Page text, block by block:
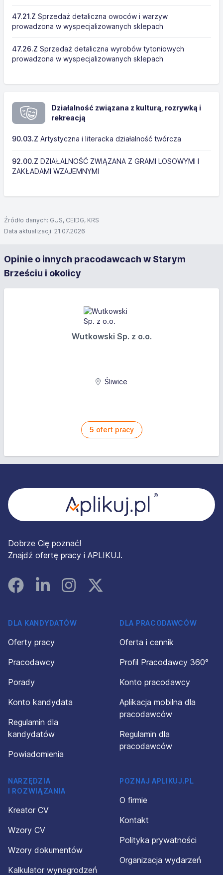
47.21.Z Sprzedaż detaliczna owoców i warzyw
prowadzona w wyspecjalizowanych sklepach
47.26.Z Sprzedaż detaliczna wyrobów tytoniowych
prowadzona w wyspecjalizowanych sklepach
Działalność związana z kulturą, rozrywką i
rekreacją
90.03.Z Artystyczna i literacka działalność twórcza
92.00.Z DZIAŁALNOŚĆ ZWIĄZANA Z GRAMI LOSOWYMI I
ZAKŁADAMI WZAJEMNYMI
Źródło danych: GUS, CEIDG, KRS
Data aktualizacji: 21.07.2026
Opinie o innych pracodawcach w Starym
Brześciu i okolicy
Wutkowski Sp. z o.o.
Śliwice
5 ofert pracy
Dobrze Cię poznać!
Znajdź ofertę pracy i APLIKUJ.
FacebookLinked InInstagramInstagram
DLA KANDYDATÓW
Oferty pracy
Pracodawcy
Porady
Konto kandydata
Regulamin dla
kandydatów
Powiadomienia
DLA PRACODAWCÓW
Oferta i cennik
Profil Pracodawcy 360°
Konto pracodawcy
Aplikacja mobilna dla
pracodawców
Regulamin dla
pracodawców
NARZĘDZIA
I ROZWIĄZANIA
Kreator CV
Wzory CV
Wzory dokumentów
Kalkulator wynagrodzeń
POZNAJ APLIKUJ.PL
O firmie
Kontakt
Polityka prywatności
Organizacja wydarzeń